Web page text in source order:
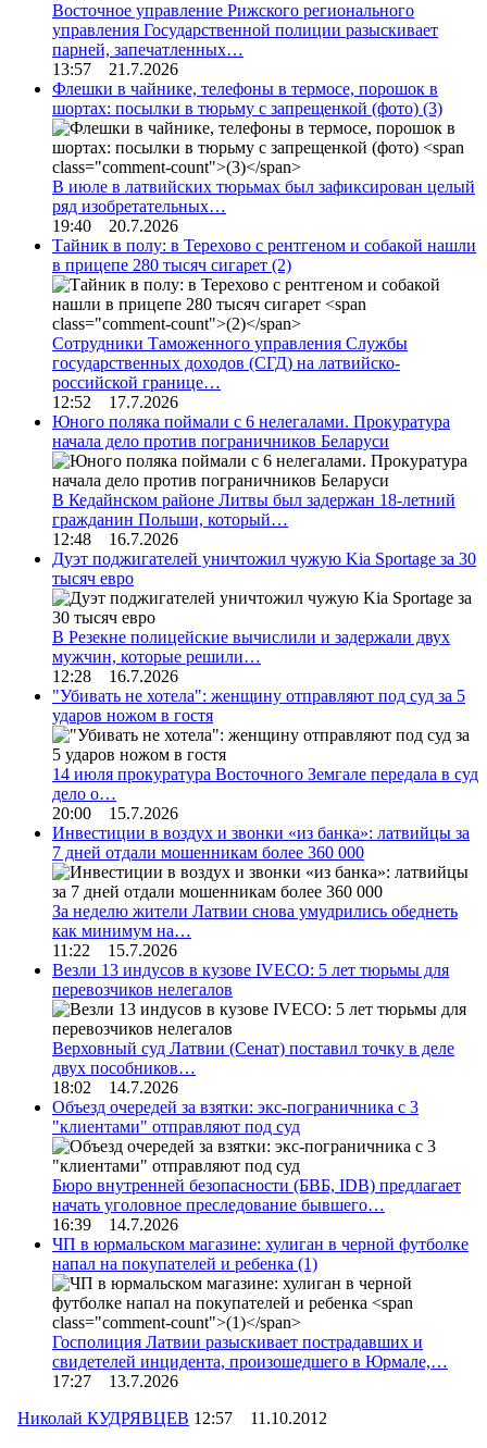
Восточное управление Рижского регионального
управления Государственной полиции разыскивает
парней, запечатленных…
13:57 21.7.2026
Флешки в чайнике, телефоны в термосе, порошок в
шортах: посылки в тюрьму с запрещенкой (фото) (3)
В июле в латвийских тюрьмах был зафиксирован целый
ряд изобретательных…
19:40 20.7.2026
Тайник в полу: в Терехово с рентгеном и собакой нашли
в прицепе 280 тысяч сигарет (2)
Сотрудники Таможенного управления Службы
государственных доходов (СГД) на латвийско-
российской границе…
12:52 17.7.2026
Юного поляка поймали с 6 нелегалами. Прокуратура
начала дело против пограничников Беларуси
В Кедайнском районе Литвы был задержан 18-летний
гражданин Польши, который…
12:48 16.7.2026
Дуэт поджигателей уничтожил чужую Kia Sportage за 30
тысяч евро
В Резекне полицейские вычислили и задержали двух
мужчин, которые решили…
12:28 16.7.2026
"Убивать не хотела": женщину отправляют под суд за 5
ударов ножом в гостя
14 июля прокуратура Восточного Земгале передала в суд
дело о…
20:00 15.7.2026
Инвестиции в воздух и звонки «из банка»: латвийцы за
7 дней отдали мошенникам более 360 000
За неделю жители Латвии снова умудрились обеднеть
как минимум на…
11:22 15.7.2026
Везли 13 индусов в кузове IVECO: 5 лет тюрьмы для
перевозчиков нелегалов
Верховный суд Латвии (Сенат) поставил точку в деле
двух пособников…
18:02 14.7.2026
Объезд очередей за взятки: экс-пограничника с 3
"клиентами" отправляют под суд
Бюро внутренней безопасности (БВБ, IDB) предлагает
начать уголовное преследование бывшего…
16:39 14.7.2026
ЧП в юрмальском магазине: хулиган в черной футболке
напал на покупателей и ребенка (1)
Госполиция Латвии разыскивает пострадавших и
свидетелей инцидента, произошедшего в Юрмале,…
17:27 13.7.2026
Николай КУДРЯВЦЕВ 12:57 11.10.2012